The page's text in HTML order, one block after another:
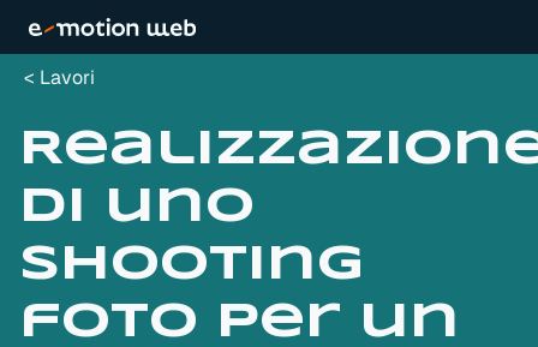
Lavori
di uno
shooting
foto per un